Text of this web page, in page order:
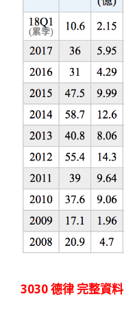
3030 德律 完整資料